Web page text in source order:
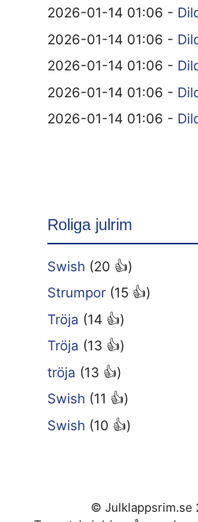
2026-01-14 01:06 -
2026-01-14 01:06 -
2026-01-14 01:06 -
2026-01-14 01:06 -
2026-01-14 01:06 -
Roliga julrim
Swish (20 👍)
Strumpor (15 👍)
Tröja (14 👍)
Tröja (13 👍)
tröja (13 👍)
Swish (11 👍)
Swish (10 👍)
© Julklappsrim.se